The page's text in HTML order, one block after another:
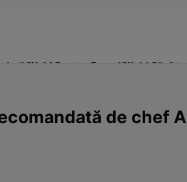
Click! Pentru FemeiClick!
de chef